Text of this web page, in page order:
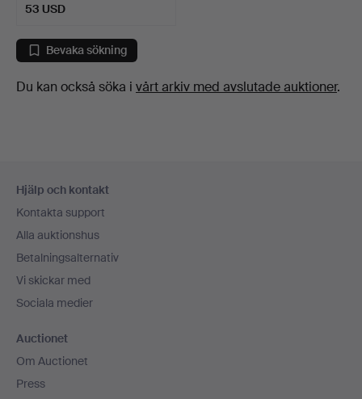
53 USD
Bevaka sökning
Du kan också söka i vårt arkiv med avslutade auktioner.
Hjälp och kontakt
Kontakta support
Alla auktionshus
Betalningsalternativ
Vi skickar med
Sociala medier
Auctionet
Om Auctionet
Press